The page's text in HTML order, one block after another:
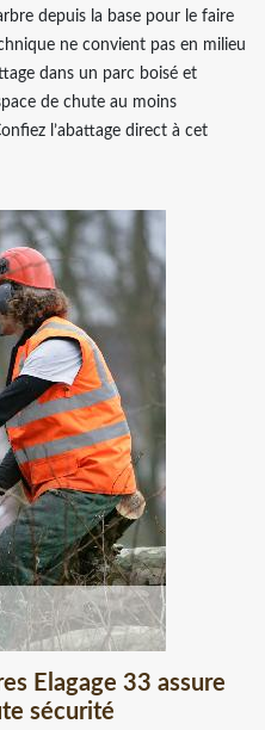
depuis la base pour le faire
ne convient pas en milieu
dans un parc boisé et
de chute au moins
l’abattage direct à cet
Elagage 33 assure
sécurité